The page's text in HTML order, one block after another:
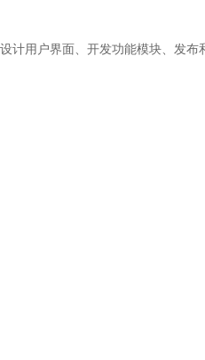
计用户界面、开发功能模块、发